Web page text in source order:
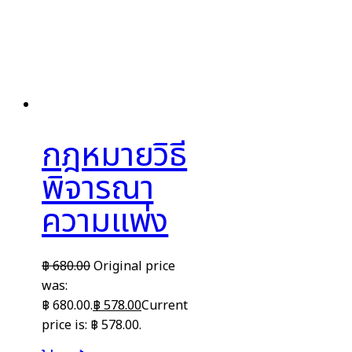
กฎหมายวิธี
พิจารณา
ความแพ่ง
฿680.00Original price
was:
฿ 680.00.฿578.00Current
price is: ฿ 578.00.